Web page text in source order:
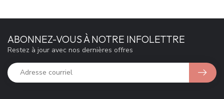
ABONNEZ-VOUS À NOTRE INFOLETTRE
Restez à jour avec nos dernières offres